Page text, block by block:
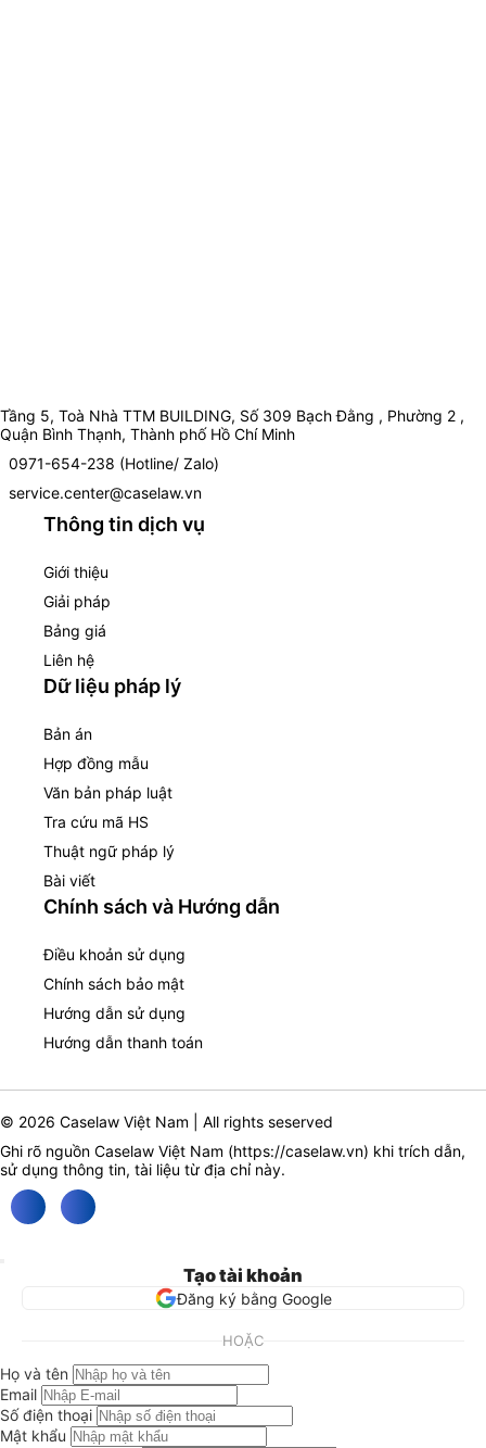
Tầng 5, Toà Nhà TTM BUILDING, Số 309 Bạch Đằng , Phường 2 ,
Quận Bình Thạnh, Thành phố Hồ Chí Minh
0971-654-238 (Hotline/ Zalo)
service.center@caselaw.vn
Thông tin dịch vụ
Giới thiệu
Giải pháp
Bảng giá
Liên hệ
Dữ liệu pháp lý
Bản án
Hợp đồng mẫu
Văn bản pháp luật
Tra cứu mã HS
Thuật ngữ pháp lý
Bài viết
Chính sách và Hướng dẫn
Điều khoản sử dụng
Chính sách bảo mật
Hướng dẫn sử dụng
Hướng dẫn thanh toán
© 2026 Caselaw Việt Nam | All rights seserved
Ghi rõ nguồn Caselaw Việt Nam (https://caselaw.vn) khi trích dẫn,
sử dụng thông tin, tài liệu từ địa chỉ này.
Tạo tài khoản
Đăng ký bằng Google
HOẶC
Họ và tên
Email
Số điện thoại
Mật khẩu